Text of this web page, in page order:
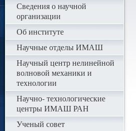
Сведения о научной
организации
Об институте
Научные отделы ИМАШ
Научный центр нелинейной
волновой механики и
технологии
Научно- технологические
центры ИМАШ РАН
Ученый совет